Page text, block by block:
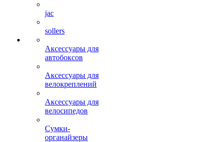
jac
sollers
Аксессуары для
автобоксов
Аксессуары для
велокреплений
Аксессуары для
велосипедов
Сумки-
органайзеры